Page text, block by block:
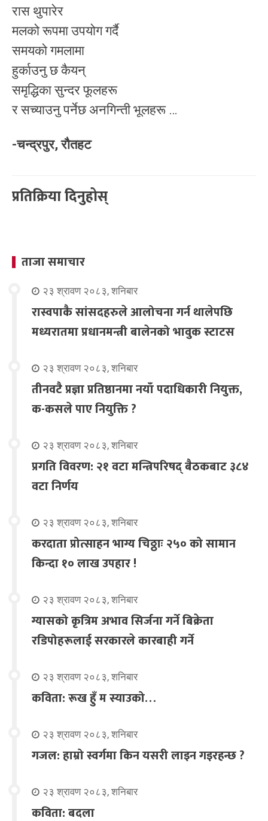
रास थुपारेर
मलको रूपमा उपयोग गर्दै
समयको गमलामा
हुर्काउनु छ कैयन्
समृद्धिका सुन्दर फूलहरू
र सच्याउनु पर्नेछ अनगिन्ती भूलहरू …
-चन्द्रपुर, रौतहट
प्रतिक्रिया दिनुहोस्
ताजा समाचार
२३ श्रावण २०८३, शनिबार
रास्वपाकै सांसदहरुले आलोचना गर्न थालेपछि
मध्यरातमा प्रधानमन्त्री बालेनको भावुक स्टाटस
२३ श्रावण २०८३, शनिबार
तीनवटै प्रज्ञा प्रतिष्ठानमा नयाँ पदाधिकारी नियुक्त,
क-कसले पाए नियुक्ति ?
२३ श्रावण २०८३, शनिबार
प्रगति विवरण: २१ वटा मन्त्रिपरिषद् बैठकबाट ३८४
वटा निर्णय
२३ श्रावण २०८३, शनिबार
करदाता प्रोत्साहन भाग्य चिठ्ठाः २५० को सामान
किन्दा १० लाख उपहार !
२३ श्रावण २०८३, शनिबार
ग्यासको कृत्रिम अभाव सिर्जना गर्ने बिक्रेता
रडिपोहरूलाई सरकारले कारबाही गर्ने
२३ श्रावण २०८३, शनिबार
कविता: रूख हुँ म स्याउको…
२३ श्रावण २०८३, शनिबार
गजल: हाम्रो स्वर्गमा किन यसरी लाइन गइरहन्छ ?
२३ श्रावण २०८३, शनिबार
कविता: बदला